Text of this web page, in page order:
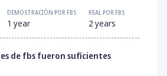
DEMOSTRACIÓN POR FBS
1 year
REAL POR FBS
2 years
de fbs fueron suficientes